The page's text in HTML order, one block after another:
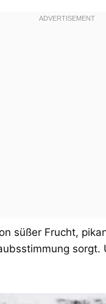
süßer Frucht,